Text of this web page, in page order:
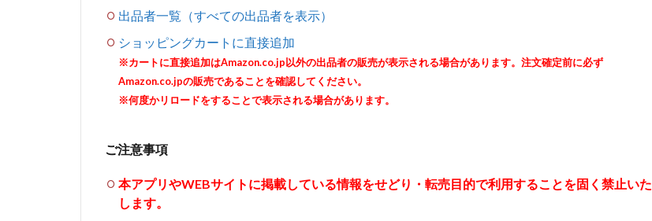
出品者一覧（すべての出品者を表示）
ショッピングカートに直接追加
※カートに直接追加はAmazon.co.jp以外の出品者の販売が表示される場合があります。注文確定前に必ず
Amazon.co.jpの販売であることを確認してください。
※何度かリロードをすることで表示される場合があります。
ご注意事項
本アプリやWEBサイトに掲載している情報をせどり・転売目的で利用することを固く禁止いた
します。